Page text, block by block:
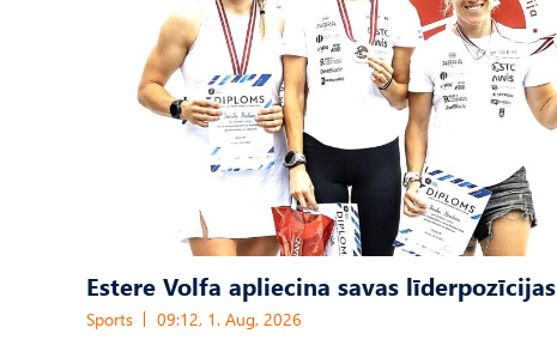
Estere Volfa apliecina savas līderpozīcijas
Sports 09:12, 1. Aug, 2026